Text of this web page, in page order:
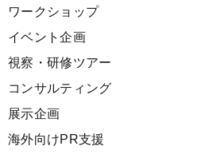
ワークショップ
イベント企画
視察・研修ツアー
コンサルティング
展示企画
海外向けPR支援